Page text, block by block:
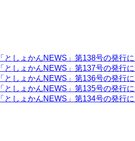
「としょかんNEWS」第138号の発行
「としょかんNEWS」第137号の発行
「としょかんNEWS」第136号の発行
「としょかんNEWS」第135号の発行
「としょかんNEWS」第134号の発行